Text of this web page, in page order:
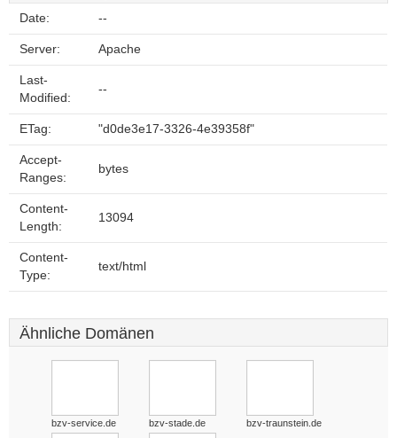
Date: --
Server: Apache
Last-
Modified:
--
ETag: "d0de3e17-3326-4e39358f"
Accept-
Ranges:
bytes
Content-
Length:
13094
Content-
Type:
text/html
Ähnliche Domänen
bzv-service.de bzv-stade.de bzv-traunstein.de